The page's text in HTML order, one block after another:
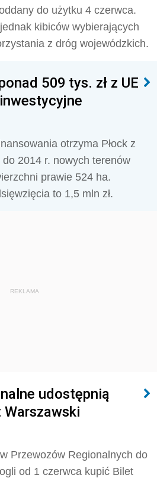
do użytku 4 czerwca.
kibiców wybierających
z dróg wojewódzkich.
509 tys. zł z UE
otrzyma Płock z
2014 r. nowych terenów
prawie 524 ha.
to 1,5 mln zł.
REKLAMA
udostępnią
Przewozów Regionalnych do
od 1 czerwca kupić Bilet